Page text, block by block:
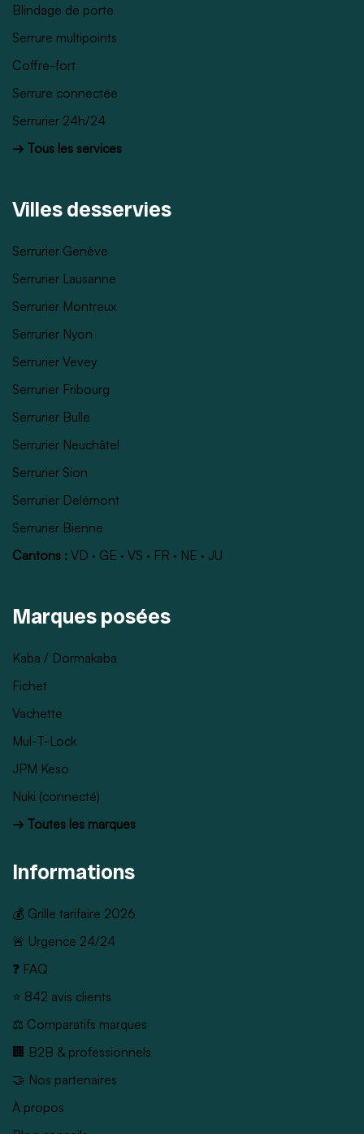
Blindage de porte
Serrure multipoints
Coffre-fort
Serrure connectée
Serrurier 24h/24
→ Tous les services
Villes desservies
Serrurier Genève
Serrurier Lausanne
Serrurier Montreux
Serrurier Nyon
Serrurier Vevey
Serrurier Fribourg
Serrurier Bulle
Serrurier Neuchâtel
Serrurier Sion
Serrurier Delémont
Serrurier Bienne
Cantons : VD · GE · VS · FR · NE · JU
Marques posées
Kaba / Dormakaba
Fichet
Vachette
Mul-T-Lock
JPM Keso
Nuki (connecté)
→ Toutes les marques
Informations
💰 Grille tarifaire 2026
🚨 Urgence 24/24
❓ FAQ
⭐ 842 avis clients
⚖️ Comparatifs marques
🏢 B2B & professionnels
🤝 Nos partenaires
À propos